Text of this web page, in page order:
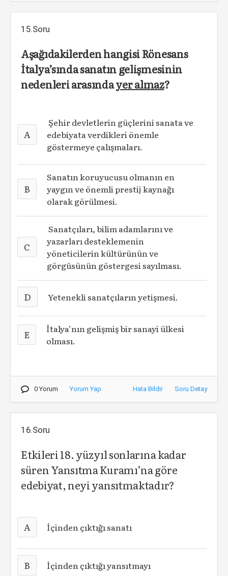
15.Soru
Aşağıdakilerden hangisi Rönesans
İtalya’sında sanatın gelişmesinin
nedenleri arasındayer almaz?
A
Şehir devletlerin güçlerini sanata ve
edebiyata verdikleri önemle
göstermeye çalışmaları.
B
Sanatın koruyucusu olmanın en
yaygın ve önemli prestij kaynağı
olarak görülmesi.
C
Sanatçıları, bilim adamlarını ve
yazarları desteklemenin
yöneticilerin kültürünün ve
görgüsünün göstergesi sayılması.
D Yetenekli sanatçıların yetişmesi.
E
İtalya’nın gelişmiş bir sanayi ülkesi
olması.
0 Yorum Yorum Yap Hata Bildir Soru Detay
16.Soru
Etkileri 18. yüzyıl sonlarına kadar
süren Yansıtma Kuramı’na göre
edebiyat, neyi yansıtmaktadır?
A İçinden çıktığı sanatı
B İçinden çıktığı yansıtmayı